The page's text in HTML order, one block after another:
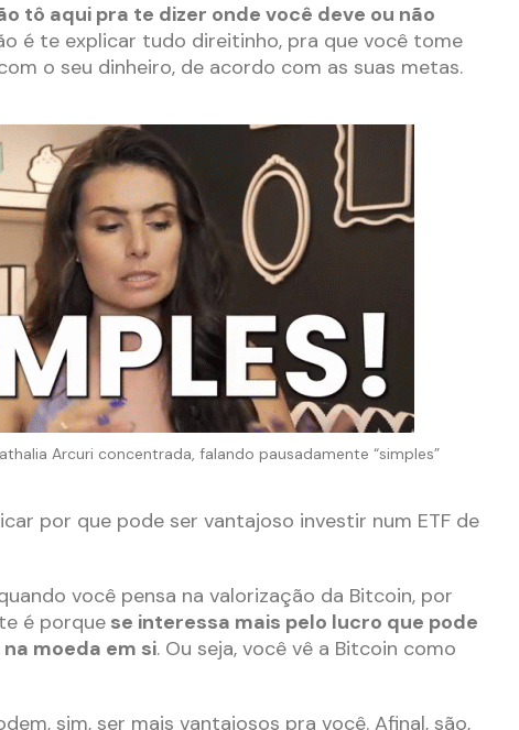
tô aqui pra te dizer onde você deve ou não
é te explicar tudo direitinho, pra que você tome
o seu dinheiro, de acordo com as suas metas.
Arcuri concentrada, falando pausadamente “simples”
por que pode ser vantajoso investir num ETF de
você pensa na valorização da Bitcoin, por
é porquese interessa mais pelo lucro que pode
moeda em si. Ou seja, você vê a Bitcoin como
sim, ser mais vantajosos pra você. Afinal, são,